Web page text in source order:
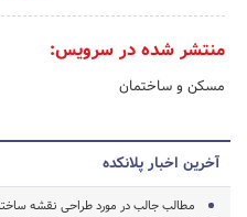
منتشر شده در سرویس:
مسکن و ساختمان
آخرین اخبار پلانکده
مطالب جالب در مورد طراحی نقشه